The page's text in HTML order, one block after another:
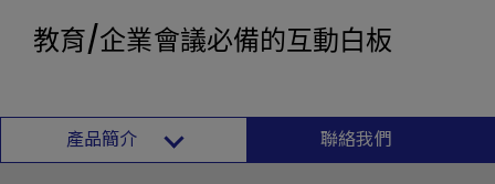
教育/企業會議必備的互動白板
產品簡介 聯絡我們